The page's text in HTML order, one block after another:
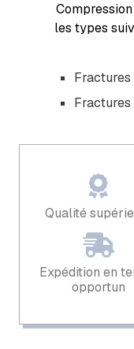
les types
Qualité
Expédition en
opportun